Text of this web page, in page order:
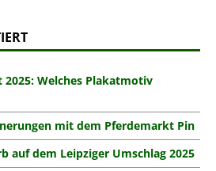
Welches Plakatmotiv
mit dem Pferdemarkt Pin
auf dem Leipziger Umschlag 2025